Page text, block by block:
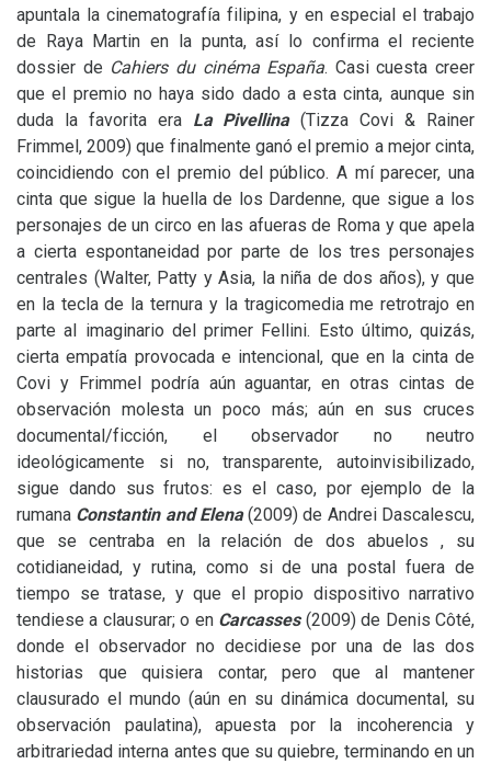
apuntala la cinematografía filipina, y en especial el trabajo
de Raya Martin en la punta, así lo confirma el reciente
dossier de Cahiers du cinéma España. Casi cuesta creer
que el premio no haya sido dado a esta cinta, aunque sin
duda la favorita era La Pivellina (Tizza Covi& Rainer
Frimmel, 2009) que finalmente ganó el premio a mejor cinta,
coincidiendo con el premio del público. A mí parecer, una
cinta que sigue la huella de los Dardenne, que sigue a los
personajes de un circo en las afueras de Roma y que apela
a cierta espontaneidad por parte de los tres personajes
centrales (Walter, Patty y Asia, la niña de dos años), y que
en la tecla de la ternura y la tragicomedia me retrotrajo en
parte al imaginario del primer Fellini. Esto último, quizás,
cierta empatía provocada e intencional, que en la cinta de
Covi y Frimmel podría aún aguantar, en otras cintas de
observación molesta un poco más; aún en sus cruces
documental/ficción, el observador no neutro
ideológicamente si no, transparente, autoinvisibilizado,
sigue dando sus frutos: es el caso, por ejemplo de la
rumana Constantin and Elena(2009) de Andrei Dascalescu,
que se centraba en la relación de dos abuelos , su
cotidianeidad, y rutina, como si de una postal fuera de
tiempo se tratase, y que el propio dispositivo narrativo
tendiese a clausurar; o en Carcasses(2009) de Denis Côté,
donde el observador no decidiese por una de las dos
historias que quisiera contar, pero que al mantener
clausurado el mundo (aún en su dinámica documental, su
observación paulatina), apuesta por la incoherencia y
arbitrariedad interna antes que su quiebre, terminando en un